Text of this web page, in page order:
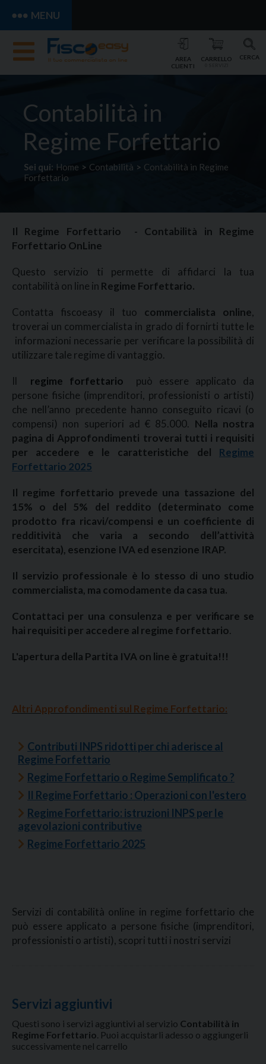
MENU
CERCA
CARRELLO
AREA
CLIENTI
Contabilità in
Regime Forfettario
Sei qui: Home > Contabilità > Contabilità in Regime
Forfettario
Il Regime Forfettario -
Contabilità in Regime
Forfettario OnLine
Questo servizio ti permette di affidarci la tua
contabilità on line in Regime Forfettario.
Contatta fiscoeasy il tuo commercialista online,
troverai un commercialista in grado di fornirti tutte le
informazioni necessarie per verificare la possibilità di
utilizzare tale regime di vantaggio.
Il regime forfettario
può essere applicato da
persone fisiche (imprenditori, professionisti o artisti)
che nell’anno precedente hanno conseguito ricavi (o
compensi) non superiori ad € 85.000. Nella nostra
pagina di Approfondimenti troverai tutti i requisiti
per accedere e le caratteristiche del Regime
Forfettario 2025
Il regime forfettario prevede una tassazione del
15% o del 5% del reddito (determinato come
prodotto fra ricavi/compensi e un coefficiente di
redditività che varia a secondo dell’attività
esercitata), esenzione IVA ed esenzione IRAP.
Il servizio professionale è lo stesso di uno studio
commercialista, ma comodamente da casa tua.
Contattaci per una consulenza e per verificare se
hai requisiti per accedere al regime forfettario.
L'apertura della Partita IVA on line è gratuita!!!
Altri Approfondimenti sul Regime Forfettario:
Contributi INPS ridotti per chi aderisce al
Regime Forfettario
Regime Forfettario o Regime Semplificato ?
Il Regime Forfettario : Operazioni con l'estero
Regime Forfettario: istruzioni INPS per le
agevolazioni contributive
Regime Forfettario 2025
Servizi di contabilità online in regime forfettario che
può essere applicato a persone fisiche (imprenditori,
professionisti o artisti), scopri tutti i nostri servizi
Servizi aggiuntivi
Questi sono i servizi aggiuntivi al servizio Contabilità in
Regime Forfettario. Puoi acquistarli adesso o aggiungerli
successivamente nel carrello